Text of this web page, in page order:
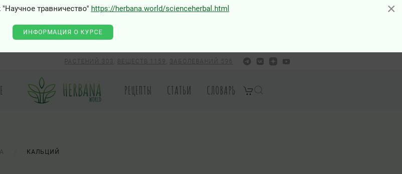
×
травничество" https://herbana.world/scienceherbal.html
ИНФОРМАЦИЯ О КУРСЕ
РАСТЕНИЙ 303 ВЕЩЕСТВ 1159 ЗАБОЛЕВАНИЙ 596
РЕЦЕПТЫ СТАТЬИ СЛОВАРЬ
КАЛЬЦИЙ
×